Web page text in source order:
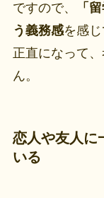
ですので、
「
う義務感を感
正直になって
ん。
恋人や友人に
いる